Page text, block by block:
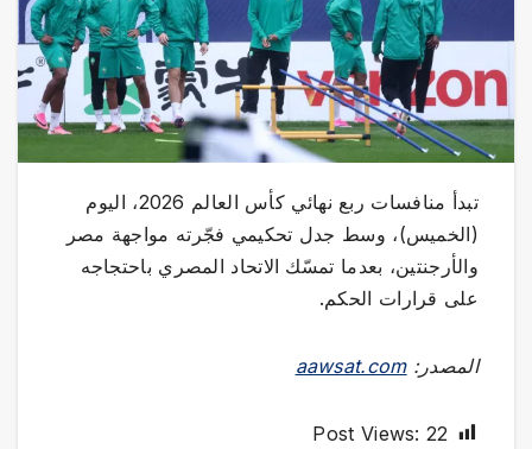
تبدأ منافسات ربع نهائي كأس العالم 2026، اليوم
(الخميس)، وسط جدل تحكيمي فجّرته مواجهة مصر
والأرجنتين، بعدما تمسّك الاتحاد المصري باحتجاجه
على قرارات الحكم.
المصدر:aawsat.com
Post Views: 22